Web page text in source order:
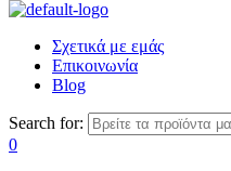
Σχετικά με εμάς
Επικοινωνία
Blog
Search for:
0